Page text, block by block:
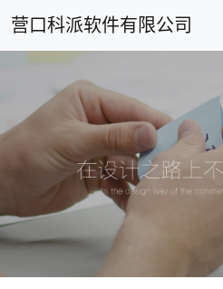
营口科派软件有限公司